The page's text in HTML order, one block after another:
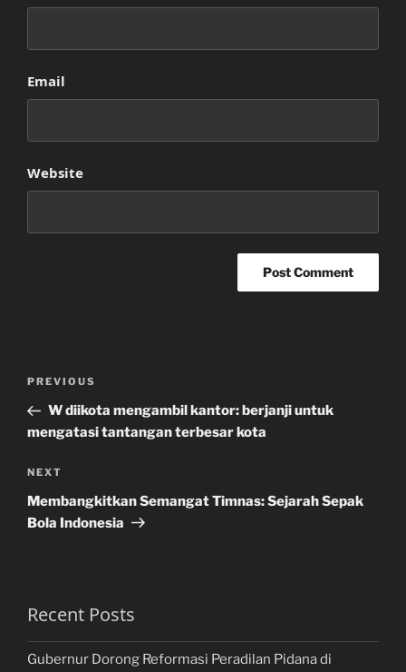
Email
Website
Previous
Post
PREVIOUS
W diikota mengambil kantor: berjanji untuk
mengatasi tantangan terbesar kota
Next
Post
NEXT
Membangkitkan Semangat Timnas: Sejarah Sepak
Bola Indonesia
Recent Posts
Gubernur Dorong Reformasi Peradilan Pidana di